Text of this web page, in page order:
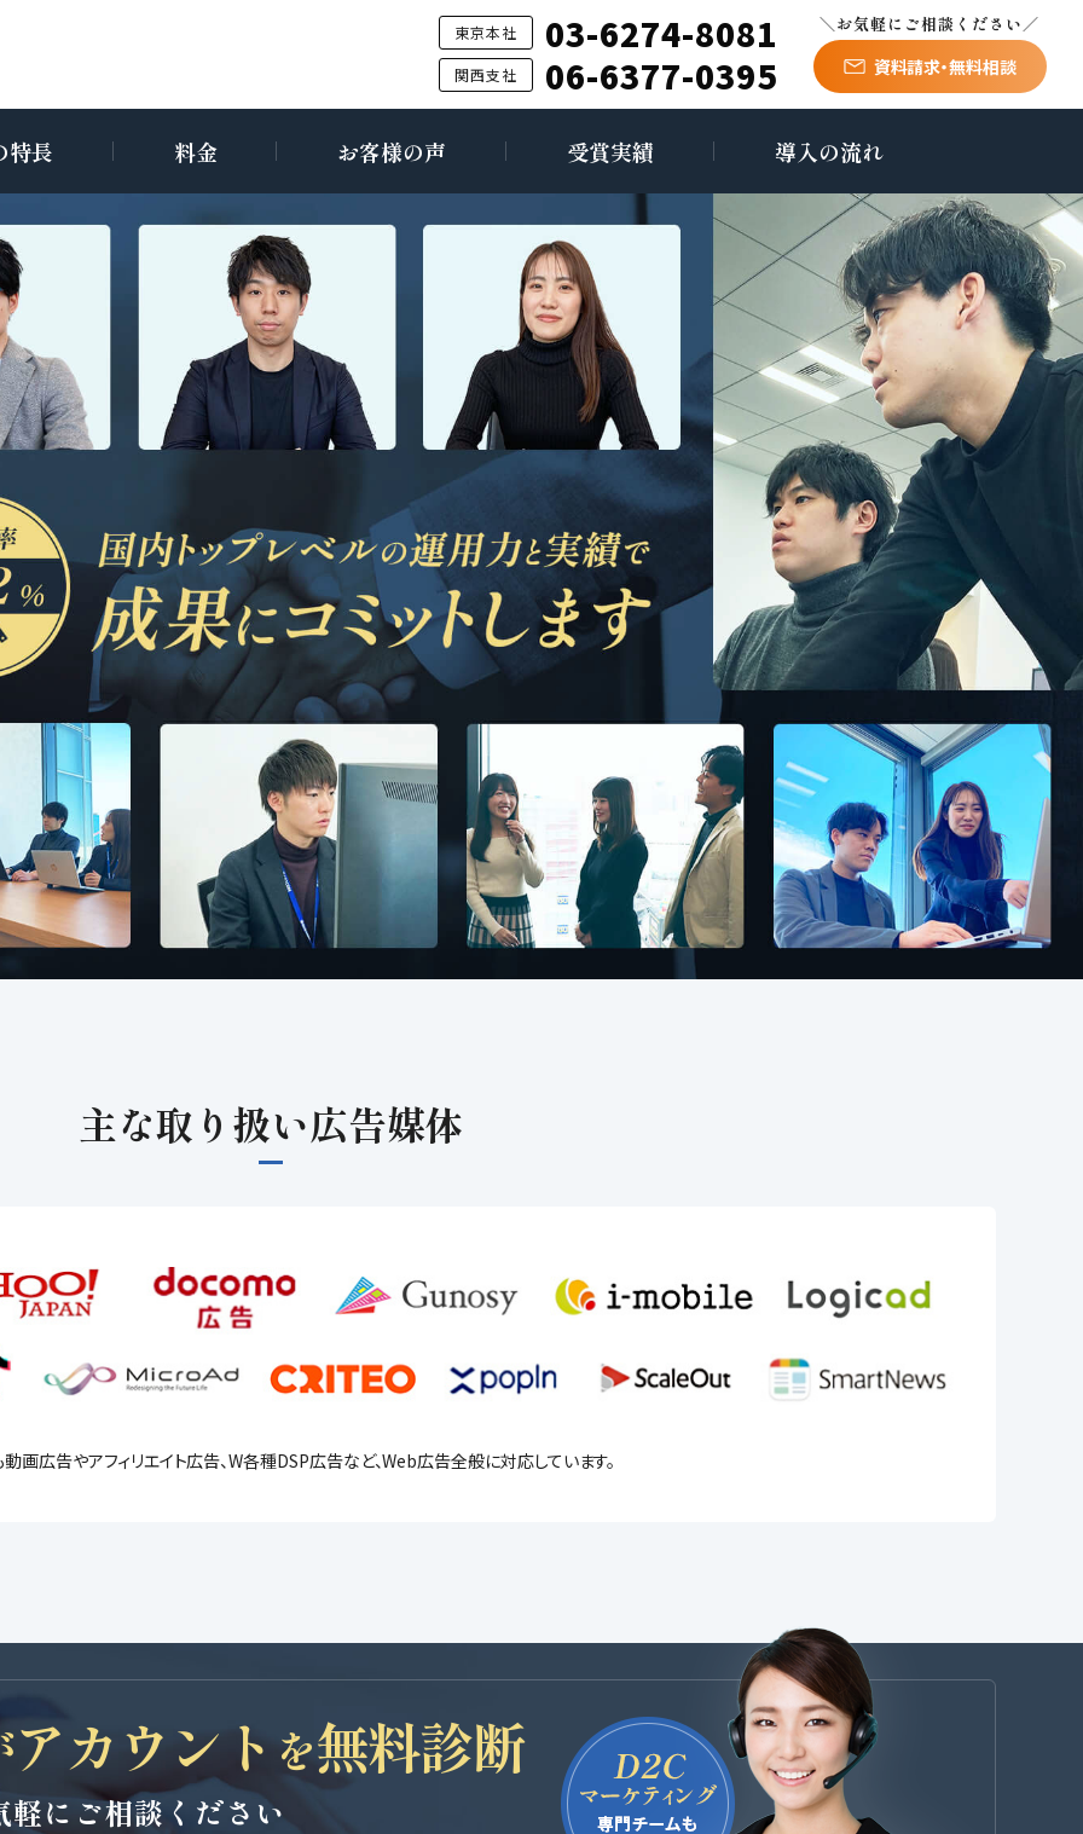
東京本社 03-6274-8081
関西支社 06-6377-0395
＼お気軽にご相談ください／
資料請求・無料相談
特長 料金 お客様の声 受賞実績 導入の流れ
主な取り扱い広告媒体
画広告やアフィリエイト広告、W各種DSP広告など、Web広告全般に対応しています。
アカウントを無料診断
軽にご相談ください